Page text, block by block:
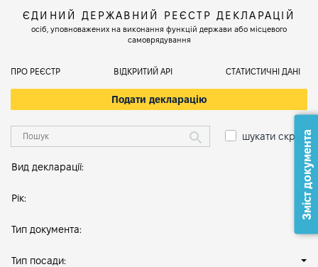
ЄДИНИЙ ДЕРЖАВНИЙ РЕЄСТР ДЕКЛАРАЦІЙ
осіб, уповноважених на виконання функцій держави або місцевого
самоврядування
ПРО РЕЄСТР ВІДКРИТИЙ АРІ СТАТИСТИЧНІ ДАНІ
Подати декларацію
шукати скрізь
Вид декларації:
Рік:
Тип документа:
Тип посади:
Зміст документа